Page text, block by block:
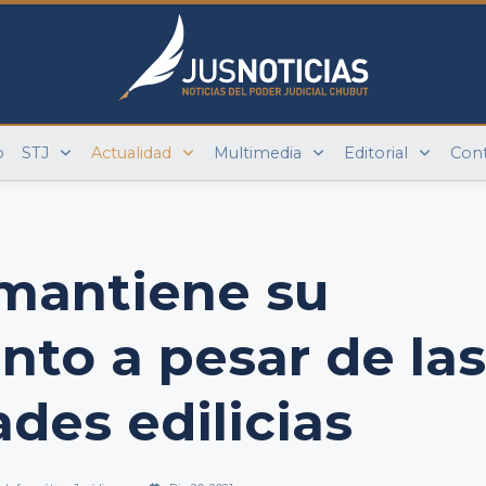
STJ Actualidad Multimedia Editorial
su
a pesar de las
edilicias